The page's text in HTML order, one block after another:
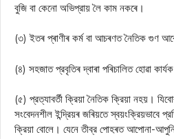
বুজি বা কেনো অভিপ্রায় লৈ কাম নকৰে।
(৩) ইতৰ প্ৰাণীৰ কৰ্ম বা আচৰণত নৈতিক গুণ
(৪) সহজাত প্রবৃতিৰ দ্বাৰা পৰিচালিত হোৱা
(৫) প্রত্যাবর্তী ক্রিয়া নৈতিক ক্রিয়া নহয়।
সংবেদনশীল ইন্দ্রিয়ৰ জৰিয়তে স্বয়ংক্রিয়ভাবে
ক্রিয়া বোলে। যেনে তীব্র পোহৰত আপোনা-